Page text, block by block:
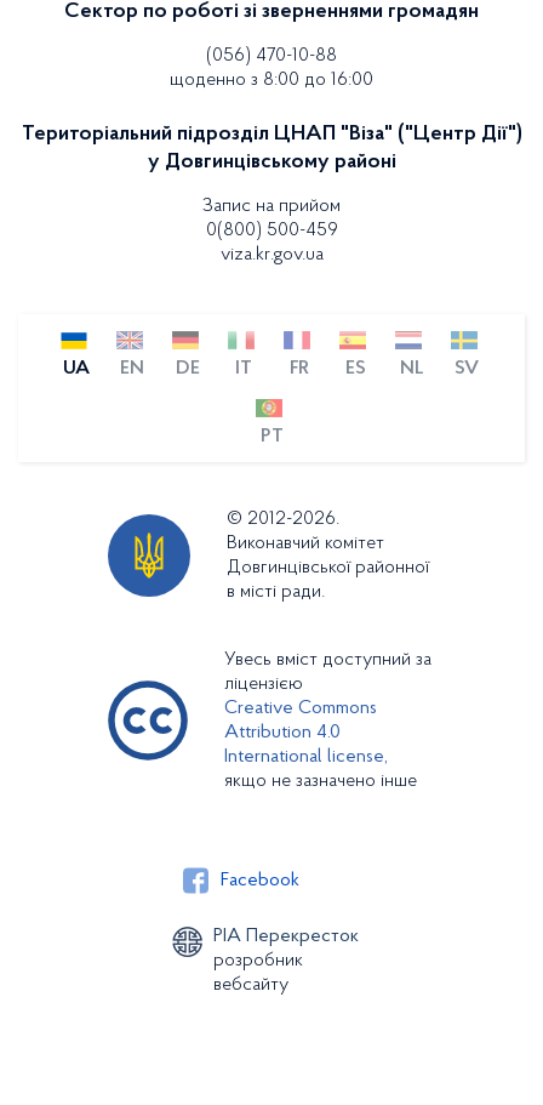
Сектор по роботі зі зверненнями громадян
(056) 470-10-88
щоденно з 8:00 до 16:00
Територіальний підрозділ ЦНАП "Віза" ("Центр Дії")
у Довгинцівському районі
Запис на прийом
0(800) 500-459
viza.kr.gov.ua
UA EN DE IT FR ES NL SV
PT
© 2012-2026.
Виконавчий комітет
Довгинцівської районної
в місті ради.
Увесь вміст доступний за
ліцензією
Creative Commons
Attribution 4.0
International license,
якщо не зазначено інше
Facebook
РІА Перекресток
розробник
вебсайту